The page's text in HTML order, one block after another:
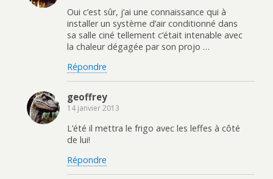
Oui c’est sûr, j’ai une connaissance qui à
installer un système d’air conditionné dans
sa salle ciné tellement c’était intenable avec
la chaleur dégagée par son projo …
Répondre
geoffrey
14 janvier 2013
L’été il mettra le frigo avec les leffes à côté
de lui!
Répondre